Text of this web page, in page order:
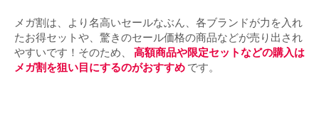
メガ割は、より名高いセールなぶん、各ブランドが力を入れ
たお得セットや、驚きのセール価格の商品などが売り出され
やすいです！そのため、
高額商品や限定セットなどの購入は
メガ割を狙い目にするのがおすすめ です。